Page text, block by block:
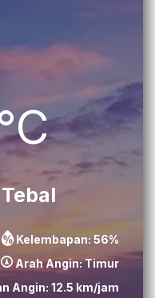
Kelembapan: 56%
Arah Angin:Timur
Angin: 12.5 km/jam